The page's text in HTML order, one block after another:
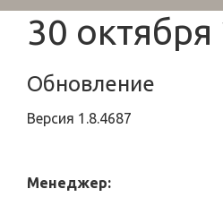
30 октября
Обновление
Версия 1.8.4687
Менеджер: